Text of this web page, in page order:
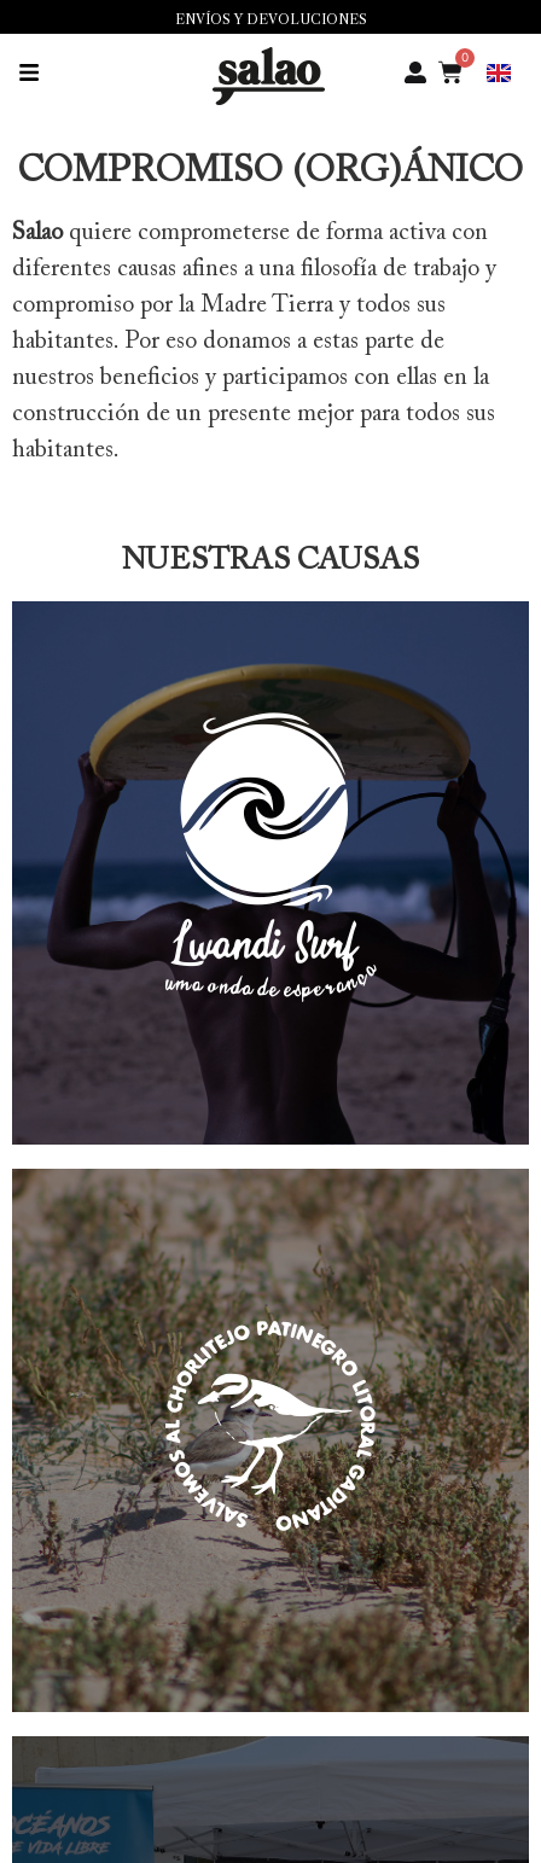
ENVÍOS Y DEVOLUCIONES
0
COMPROMISO (ORG)ÁNICO​
Salaoquiere comprometerse de forma activa con
diferentes causas afines a una filosofía de trabajo y
compromiso por la Madre Tierra y todos sus
habitantes. Por eso donamos a estas parte de
nuestros beneficios y participamos con ellas en la
construcción de un presente mejor para todos sus
habitantes.
NUESTRAS CAUSAS